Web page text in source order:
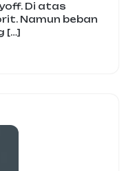
Di atas
Namun beban
[…]